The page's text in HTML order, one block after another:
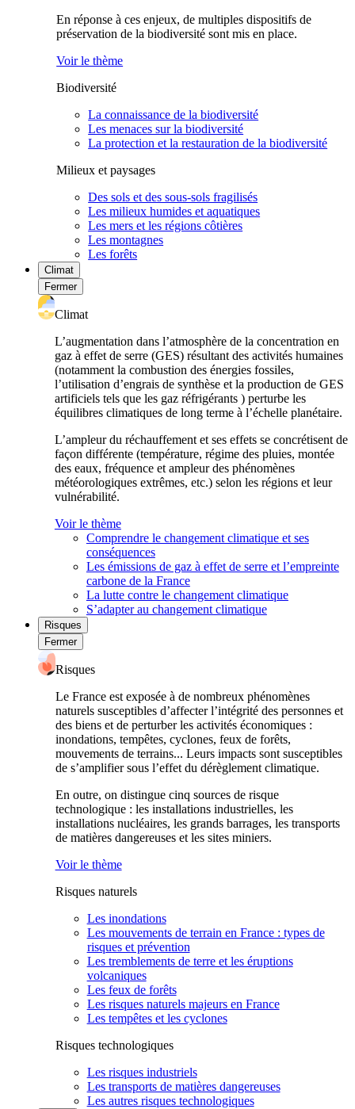
En réponse à ces enjeux, de multiples dispositifs de
préservation de la biodiversité sont mis en place.
Voir le thème
Biodiversité
La connaissance de la biodiversité
Les menaces sur la biodiversité
La protection et la restauration de la biodiversité
Milieux et paysages
Des sols et des sous-sols fragilisés
Les milieux humides et aquatiques
Les mers et les régions côtières
Les montagnes
Les forêts
Climat
Fermer
Climat
L’augmentation dans l’atmosphère de la concentration en
gaz à effet de serre (GES) résultant des activités humaines
(notamment la combustion des énergies fossiles,
l’utilisation d’engrais de synthèse et la production de GES
artificiels tels que les gaz réfrigérants ) perturbe les
équilibres climatiques de long terme à l’échelle planétaire.
L’ampleur du réchauffement et ses effets se concrétisent de
façon différente (température, régime des pluies, montée
des eaux, fréquence et ampleur des phénomènes
météorologiques extrêmes, etc.) selon les régions et leur
vulnérabilité.
Voir le thème
Comprendre le changement climatique et ses
conséquences
Les émissions de gaz à effet de serre et l’empreinte
carbone de la France
La lutte contre le changement climatique
S’adapter au changement climatique
Risques
Fermer
Risques
Le France est exposée à de nombreux phénomènes
naturels susceptibles d’affecter l’intégrité des personnes et
des biens et de perturber les activités économiques :
inondations, tempêtes, cyclones, feux de forêts,
mouvements de terrains... Leurs impacts sont susceptibles
de s’amplifier sous l’effet du dérèglement climatique.
En outre, on distingue cinq sources de risque
technologique : les installations industrielles, les
installations nucléaires, les grands barrages, les transports
de matières dangereuses et les sites miniers.
Voir le thème
Risques naturels
Les inondations
Les mouvements de terrain en France : types de
risques et prévention
Les tremblements de terre et les éruptions
volcaniques
Les feux de forêts
Les risques naturels majeurs en France
Les tempêtes et les cyclones
Risques technologiques
Les risques industriels
Les transports de matières dangereuses
Les autres risques technologiques